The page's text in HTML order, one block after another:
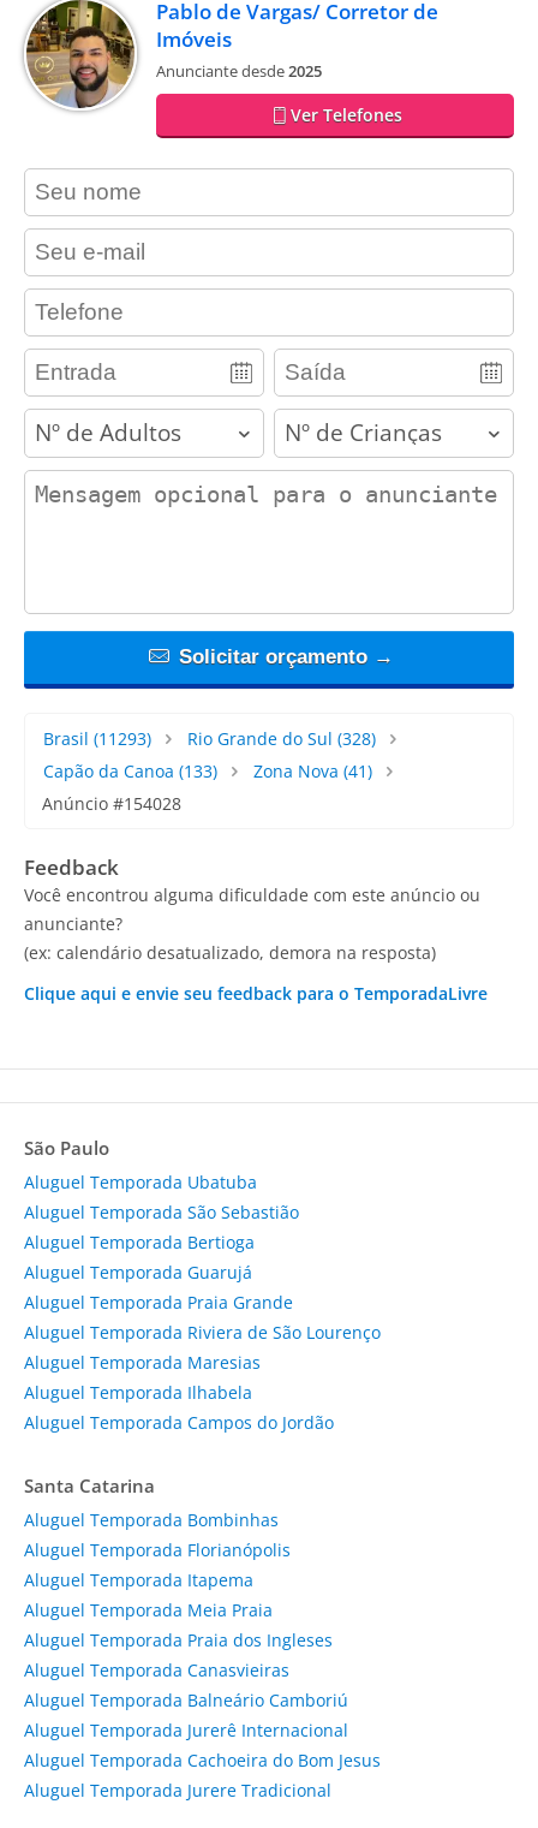
Pablo de Vargas/ Corretor de
Imóveis
Anunciante desde2025
Ver Telefones
contact_name
contact_email
contact_phone
adults children
contact_message
Solicitar orçamento →
Brasil (11293) Rio Grande do Sul (328)
Capão da Canoa (133) Zona Nova (41)
Anúncio #154028
Feedback
Você encontrou alguma dificuldade com este anúncio ou
anunciante?
(ex: calendário desatualizado, demora na resposta)
Clique aqui e envie seu feedback para o TemporadaLivre
São Paulo
Aluguel Temporada Ubatuba
Aluguel Temporada São Sebastião
Aluguel Temporada Bertioga
Aluguel Temporada Guarujá
Aluguel Temporada Praia Grande
Aluguel Temporada Riviera de São Lourenço
Aluguel Temporada Maresias
Aluguel Temporada Ilhabela
Aluguel Temporada Campos do Jordão
Santa Catarina
Aluguel Temporada Bombinhas
Aluguel Temporada Florianópolis
Aluguel Temporada Itapema
Aluguel Temporada Meia Praia
Aluguel Temporada Praia dos Ingleses
Aluguel Temporada Canasvieiras
Aluguel Temporada Balneário Camboriú
Aluguel Temporada Jurerê Internacional
Aluguel Temporada Cachoeira do Bom Jesus
Aluguel Temporada Jurere Tradicional